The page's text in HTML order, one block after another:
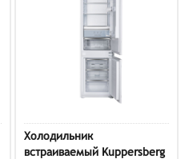
Холодильник
встраиваемый Kuppersberg